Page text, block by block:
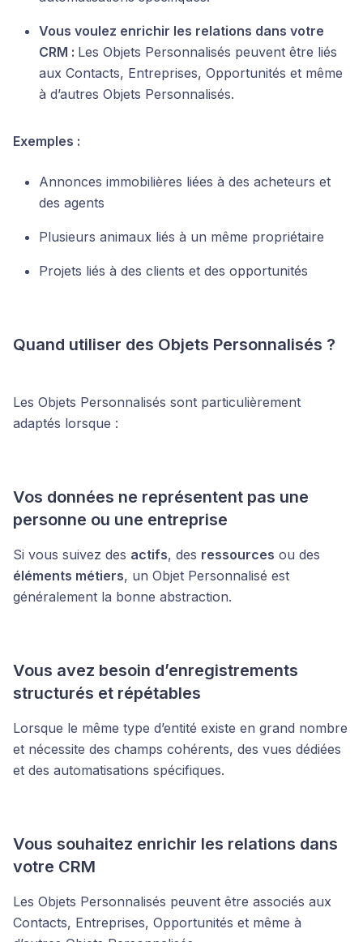
Vous voulez enrichir les relations dans votre
CRM : Les Objets Personnalisés peuvent être liés
aux Contacts, Entreprises, Opportunités et même
à d’autres Objets Personnalisés.
Exemples :
Annonces immobilières liées à des acheteurs et
des agents
Plusieurs animaux liés à un même propriétaire
Projets liés à des clients et des opportunités
Quand utiliser des Objets Personnalisés ?
Les Objets Personnalisés sont particulièrement
adaptés lorsque :
Vos données ne représentent pas une
personne ou une entreprise
Si vous suivez des actifs, des ressources ou des
éléments métiers, un Objet Personnalisé est
généralement la bonne abstraction.
Vous avez besoin d’enregistrements
structurés et répétables
Lorsque le même type d’entité existe en grand nombre
et nécessite des champs cohérents, des vues dédiées
et des automatisations spécifiques.
Vous souhaitez enrichir les relations dans
votre CRM
Les Objets Personnalisés peuvent être associés aux
Contacts, Entreprises, Opportunités et même à